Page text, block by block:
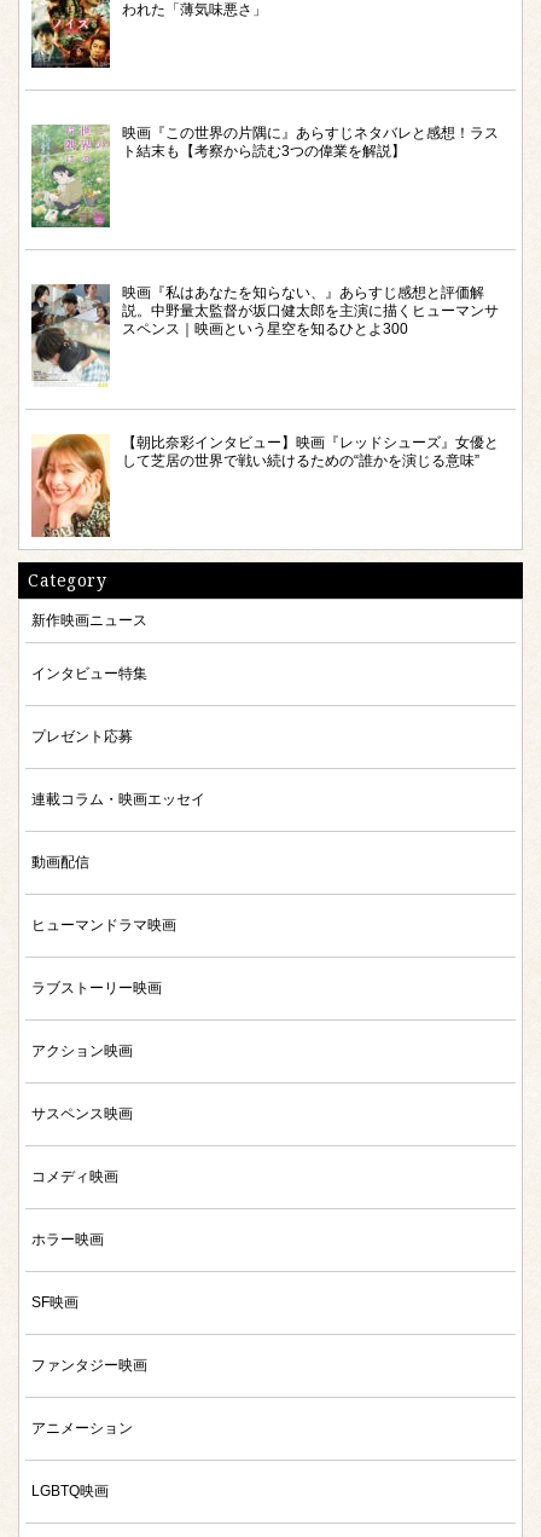
われた「薄気味悪さ」
映画『この世界の片隅に』あらすじネタバレと感想！ラス
ト結末も【考察から読む3つの偉業を解説】
映画『私はあなたを知らない、』あらすじ感想と評価解
説。中野量太監督が坂口健太郎を主演に描くヒューマンサ
スペンス｜映画という星空を知るひとよ300
【朝比奈彩インタビュー】映画『レッドシューズ』女優と
して芝居の世界で戦い続けるための“誰かを演じる意味”
Category
新作映画ニュース
インタビュー特集
プレゼント応募
連載コラム・映画エッセイ
動画配信
ヒューマンドラマ映画
ラブストーリー映画
アクション映画
サスペンス映画
コメディ映画
ホラー映画
SF映画
ファンタジー映画
アニメーション
LGBTQ映画